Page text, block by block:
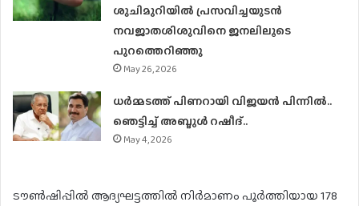
ശുചിമുറിയിൽ പ്രസവിച്ചയുടൻ
നവജാതശിശുവിനെ ജനലിലൂടെ
പുറത്തെറിഞ്ഞു
May 26, 2026
ധര്‍മ്മടത്ത് പിണറായി വിജയന്‍ പിന്നില്‍..
ഞെട്ടിച്ച് അബ്ദുൾ റഷീദ്..
May 4, 2026
ടൗണ്‍ഷിപ്പിൽ ആദ്യഘട്ടത്തിൽ നിര്‍മാണം പൂര്‍ത്തിയായ 178